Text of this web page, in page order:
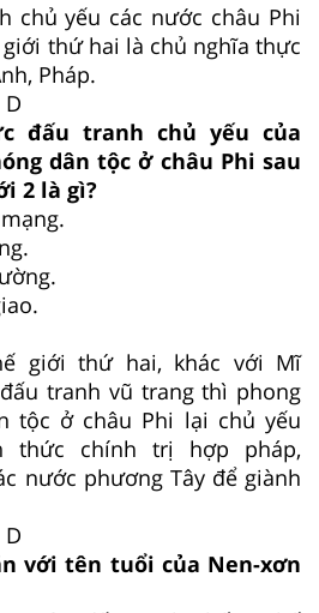
chủ yếu các nước châu Phi
thứ hai là chủ nghĩa thực
Pháp.
đấu tranh chủ yếu của
dân tộc ở châu Phi sau
2 là gì?
mạng.
giới thứ hai, khác với Mĩ
tranh vũ trang thì phong
tộc ở châu Phi lại chủ yếu
thức chính trị hợp pháp,
nước phương Tây để giành
với tên tuổi của Nen-xơn